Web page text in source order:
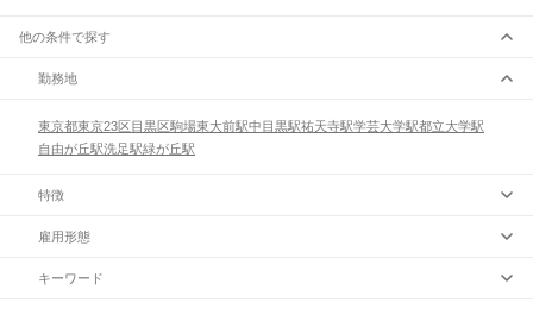
他の条件で探す
勤務地
東京都東京23区目黒区駒場東大前駅中目黒駅祐天寺駅学芸大学駅都立大学駅
自由が丘駅洗足駅緑が丘駅
特徴
雇用形態
キーワード